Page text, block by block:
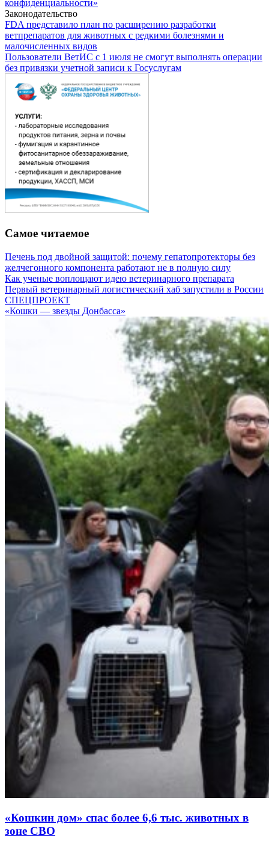
конфиденциальности»
Законодательство
FDA представило план по расширению разработки
ветпрепаратов для животных с редкими болезнями и
малочисленных видов
Пользователи ВетИС с 1 июля не смогут выполнять операции
без привязки учетной записи к Госуслугам
Самое читаемое
Печень под двойной защитой: почему гепатопротекторы без
желчегонного компонента работают не в полную силу
Как ученые воплощают идею ветеринарного препарата
Первый ветеринарный логистический хаб запустили в России
СПЕЦПРОЕКТ
«Кошки — звезды Донбасса»
«Кошкин дом» спас более 6,6 тыс. животных в
зоне СВО